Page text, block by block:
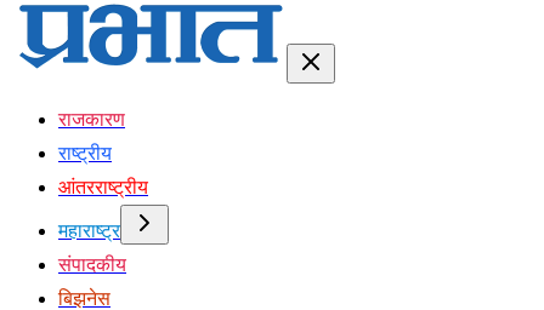
राजकारण
राष्ट्रीय
आंतरराष्ट्रीय
महाराष्ट्र
संपादकीय
बिझनेस